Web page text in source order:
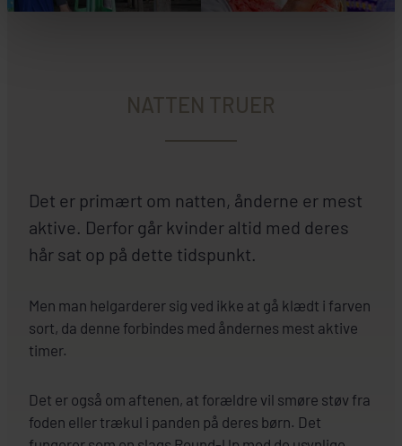
NATTEN TRUER
Det er primært om natten, ånderne er mest
aktive. Derfor går kvinder altid med deres
hår sat op på dette tidspunkt.
Men man helgarderer sig ved ikke at gå klædt i farven
sort, da denne forbindes med åndernes mest aktive
timer.
Det er også om aftenen, at forældre vil smøre støv fra
foden eller trækul i panden på deres børn. Det